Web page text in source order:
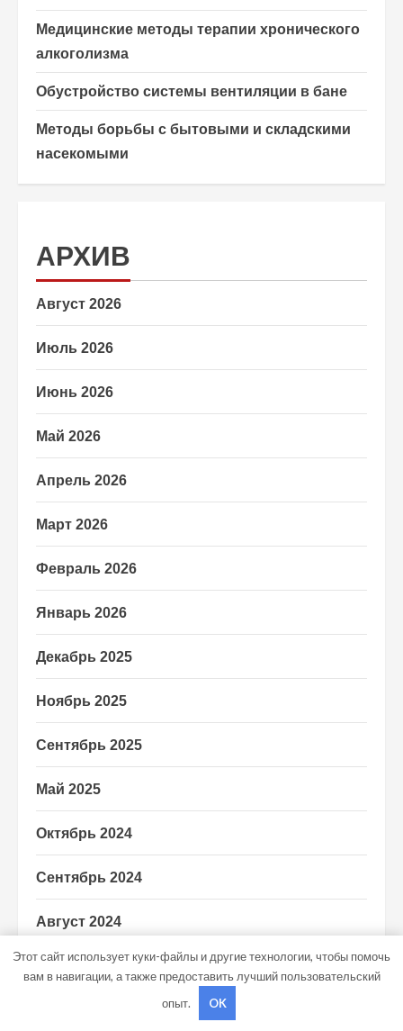
Медицинские методы терапии хронического
алкоголизма
Обустройство системы вентиляции в бане
Методы борьбы с бытовыми и складскими
насекомыми
АРХИВ
Август 2026
Июль 2026
Июнь 2026
Май 2026
Апрель 2026
Март 2026
Февраль 2026
Январь 2026
Декабрь 2025
Ноябрь 2025
Сентябрь 2025
Май 2025
Октябрь 2024
Сентябрь 2024
Август 2024
Июль 2024
Этот сайт использует куки-файлы и другие технологии, чтобы помочь
вам в навигации, а также предоставить лучший пользовательский
опыт.
OK